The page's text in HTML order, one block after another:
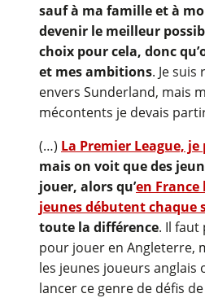
sauf à ma famille et à
devenir le meilleur
choix pour cela, donc
et mes ambitions. Je
envers Sunderland, mais
mécontents je devais
(…) La Premier League,
mais on voit que des
jouer, alors qu’en France
jeunes débutent chaque
toute la différence. Il faut
pour jouer en Angleterre,
les jeunes joueurs anglais
lancer ce genre de défis